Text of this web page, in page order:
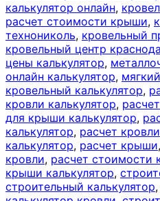
калькулятор онлайн,
расчет стоимости крыши,
технониколь, кровельный
кровельный центр
цены калькулятор,
онлайн калькулятор,
кровельный калькулятор,
кровли калькулятор,
для крыши калькулятор,
калькулятор, расчет кровли
калькулятор, расчет крыши,
кровли, расчет стоимости
крыши калькулятор,
строительный калькулятор,